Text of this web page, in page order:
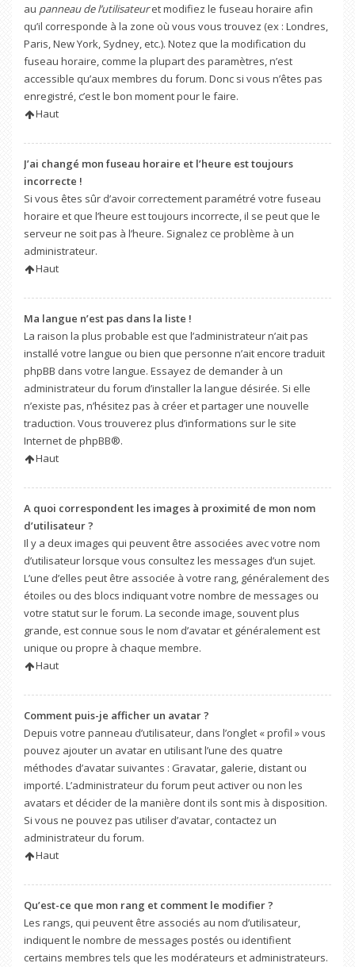
au panneau de l’utilisateuret modifiez le fuseau horaire afin
qu’il corresponde à la zone où vous vous trouvez (ex : Londres,
Paris, New York, Sydney, etc.). Notez que la modification du
fuseau horaire, comme la plupart des paramètres, n’est
accessible qu’aux membres du forum. Donc si vous n’êtes pas
enregistré, c’est le bon moment pour le faire.
Haut
J’ai changé mon fuseau horaire et l’heure est toujours
incorrecte !
Si vous êtes sûr d’avoir correctement paramétré votre fuseau
horaire et que l’heure est toujours incorrecte, il se peut que le
serveur ne soit pas à l’heure. Signalez ce problème à un
administrateur.
Haut
Ma langue n’est pas dans la liste !
La raison la plus probable est que l’administrateur n’ait pas
installé votre langue ou bien que personne n’ait encore traduit
phpBB dans votre langue. Essayez de demander à un
administrateur du forum d’installer la langue désirée. Si elle
n’existe pas, n’hésitez pas à créer et partager une nouvelle
traduction. Vous trouverez plus d’informations sur le site
Internet de phpBB®.
Haut
A quoi correspondent les images à proximité de mon nom
d’utilisateur ?
Il y a deux images qui peuvent être associées avec votre nom
d’utilisateur lorsque vous consultez les messages d’un sujet.
L’une d’elles peut être associée à votre rang, généralement des
étoiles ou des blocs indiquant votre nombre de messages ou
votre statut sur le forum. La seconde image, souvent plus
grande, est connue sous le nom d’avatar et généralement est
unique ou propre à chaque membre.
Haut
Comment puis-je afficher un avatar ?
Depuis votre panneau d’utilisateur, dans l’onglet « profil » vous
pouvez ajouter un avatar en utilisant l’une des quatre
méthodes d’avatar suivantes : Gravatar, galerie, distant ou
importé. L’administrateur du forum peut activer ou non les
avatars et décider de la manière dont ils sont mis à disposition.
Si vous ne pouvez pas utiliser d’avatar, contactez un
administrateur du forum.
Haut
Qu’est-ce que mon rang et comment le modifier ?
Les rangs, qui peuvent être associés au nom d’utilisateur,
indiquent le nombre de messages postés ou identifient
certains membres tels que les modérateurs et administrateurs.